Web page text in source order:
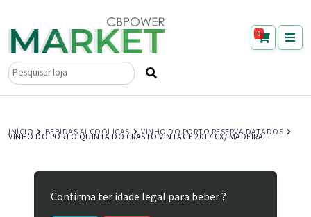
0
Pesquisar
INÍCIO BEBIDAS ALCOÓLICAS VINHO DO PORTO RESERVA DATADOS
VINHO DO PORTO QUINTA DO CRASTO VINTAGE 2017 CX/ MADEIRA
Confirma ter idade legal para beber ?